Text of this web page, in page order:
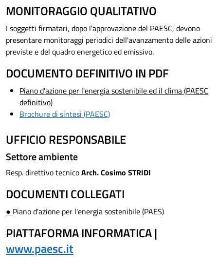
MONITORAGGIO QUALITATIVO
I soggetti firmatari, dopo l'approvazione del PAESC, devono
presentare monitoraggi periodici dell'avanzamento delle azioni
previste e del quadro energetico ed emissivo.
DOCUMENTO DEFINITIVO IN PDF
Piano d'azione per l'energia sostenibile ed il clima (PAESC
definitivo)
Brochure di sintesi (PAESC)
UFFICIO RESPONSABILE
Settore ambiente
Resp. direttivo tecnicoArch. Cosimo STRIDI
DOCUMENTI COLLEGATI
● Piano d'azione per l'energia sostenibile (PAES)
PIATTAFORMA INFORMATICA |
www.paesc.it